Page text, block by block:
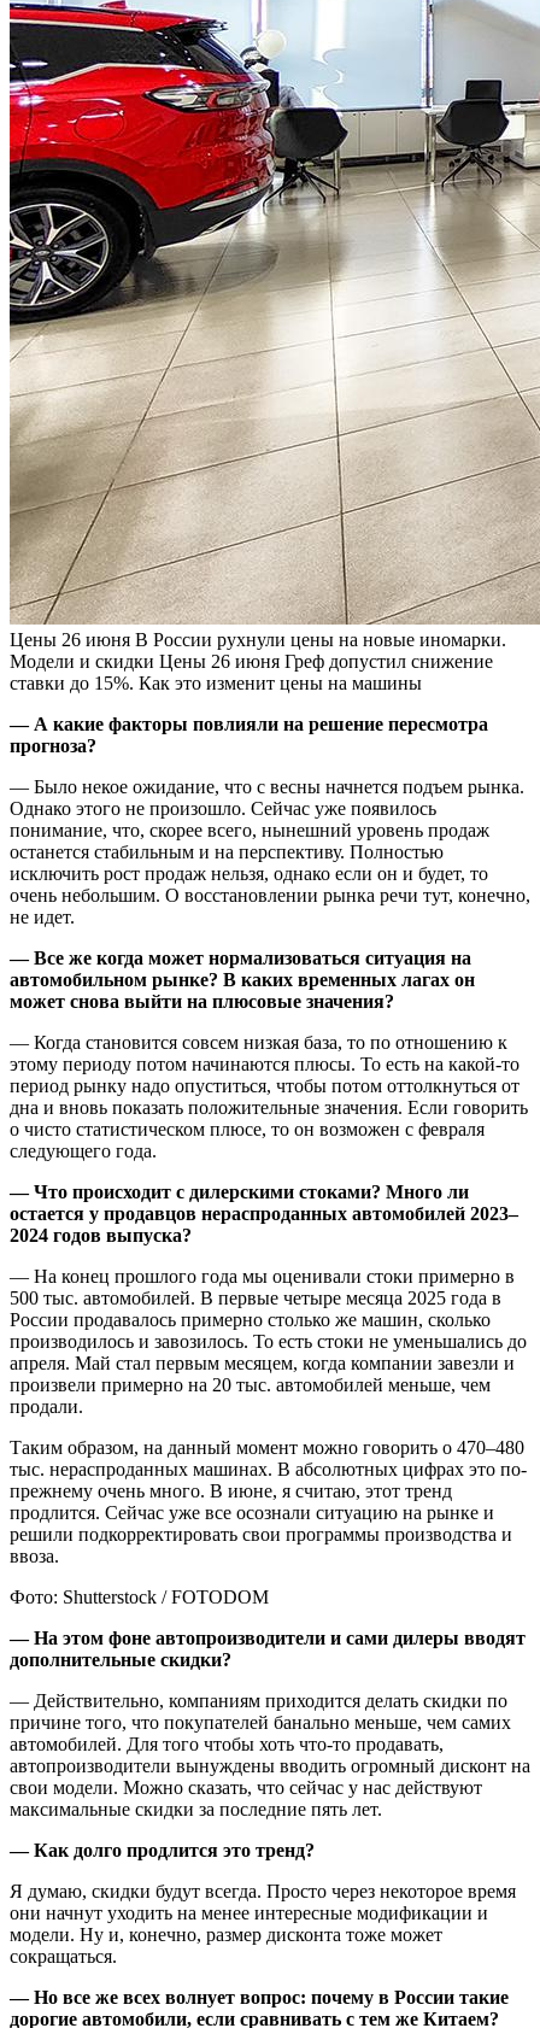
Цены 26 июня В России рухнули цены на новые иномарки.
Модели и скидки Цены 26 июня Греф допустил снижение
ставки до 15%. Как это изменит цены на машины
— А какие факторы повлияли на решение пересмотра
прогноза?
— Было некое ожидание, что с весны начнется подъем рынка.
Однако этого не произошло. Сейчас уже появилось
понимание, что, скорее всего, нынешний уровень продаж
останется стабильным и на перспективу. Полностью
исключить рост продаж нельзя, однако если он и будет, то
очень небольшим. О восстановлении рынка речи тут, конечно,
не идет.
— Все же когда может нормализоваться ситуация на
автомобильном рынке? В каких временных лагах он
может снова выйти на плюсовые значения?
— Когда становится совсем низкая база, то по отношению к
этому периоду потом начинаются плюсы. То есть на какой-то
период рынку надо опуститься, чтобы потом оттолкнуться от
дна и вновь показать положительные значения. Если говорить
о чисто статистическом плюсе, то он возможен с февраля
следующего года.
— Что происходит с дилерскими стоками? Много ли
остается у продавцов нераспроданных автомобилей 2023–
2024 годов выпуска?
— На конец прошлого года мы оценивали стоки примерно в
500 тыс. автомобилей. В первые четыре месяца 2025 года в
России продавалось примерно столько же машин, сколько
производилось и завозилось. То есть стоки не уменьшались до
апреля. Май стал первым месяцем, когда компании завезли и
произвели примерно на 20 тыс. автомобилей меньше, чем
продали.
Таким образом, на данный момент можно говорить о 470–480
тыс. нераспроданных машинах. В абсолютных цифрах это по-
прежнему очень много. В июне, я считаю, этот тренд
продлится. Сейчас уже все осознали ситуацию на рынке и
решили подкорректировать свои программы производства и
ввоза.
Фото: Shutterstock / FOTODOM
— На этом фоне автопроизводители и сами дилеры вводят
дополнительные скидки?
— Действительно, компаниям приходится делать скидки по
причине того, что покупателей банально меньше, чем самих
автомобилей. Для того чтобы хоть что-то продавать,
автопроизводители вынуждены вводить огромный дисконт на
свои модели. Можно сказать, что сейчас у нас действуют
максимальные скидки за последние пять лет.
— Как долго продлится это тренд?
Я думаю, скидки будут всегда. Просто через некоторое время
они начнут уходить на менее интересные модификации и
модели. Ну и, конечно, размер дисконта тоже может
сокращаться.
— Но все же всех волнует вопрос: почему в России такие
дорогие автомобили, если сравнивать с тем же Китаем?